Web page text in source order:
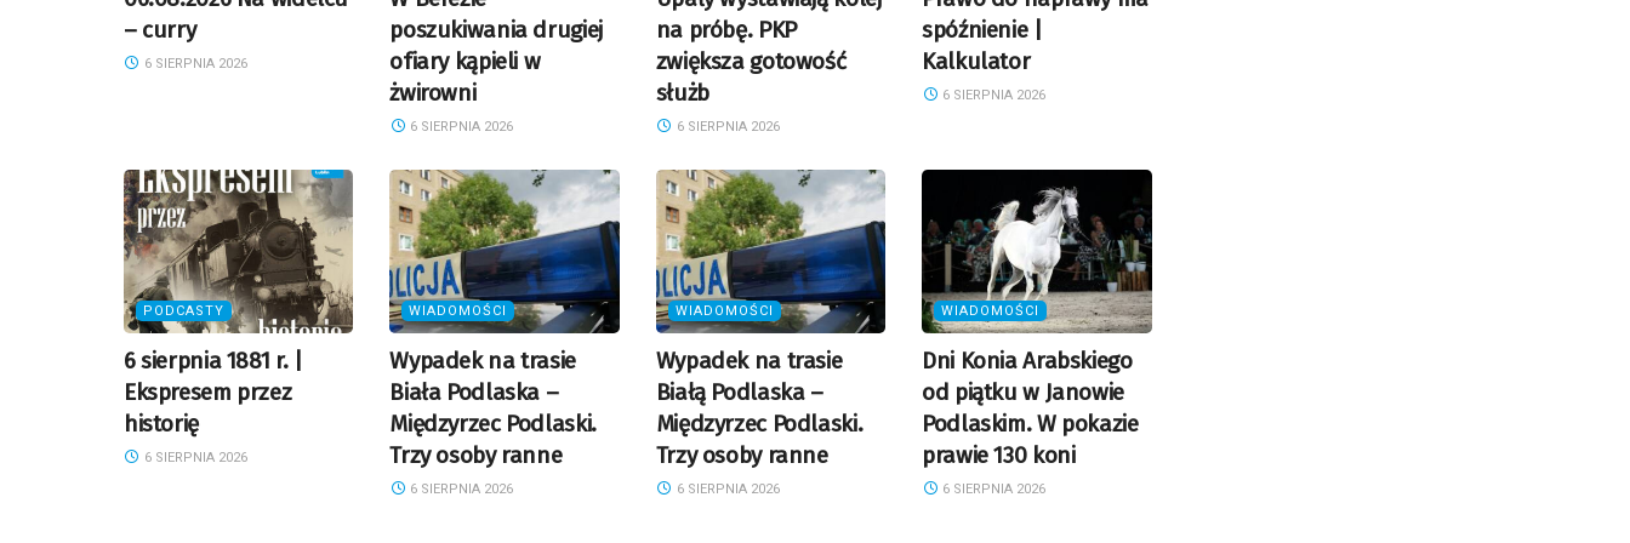
– curry
6 SIERPNIA 2026
poszukiwania drugiej
ofiary kąpieli w
żwirowni
6 SIERPNIA 2026
na próbę. PKP
zwiększa gotowość
służb
6 SIERPNIA 2026
spóźnienie |
Kalkulator
6 SIERPNIA 2026
PODCASTY
6 sierpnia 1881 r. |
Ekspresem przez
historię
6 SIERPNIA 2026
WIADOMOŚCI
Wypadek na trasie
Biała Podlaska –
Międzyrzec Podlaski.
Trzy osoby ranne
6 SIERPNIA 2026
WIADOMOŚCI
Wypadek na trasie
Białą Podlaska –
Międzyrzec Podlaski.
Trzy osoby ranne
6 SIERPNIA 2026
WIADOMOŚCI
Dni Konia Arabskiego
od piątku w Janowie
Podlaskim. W pokazie
prawie 130 koni
6 SIERPNIA 2026